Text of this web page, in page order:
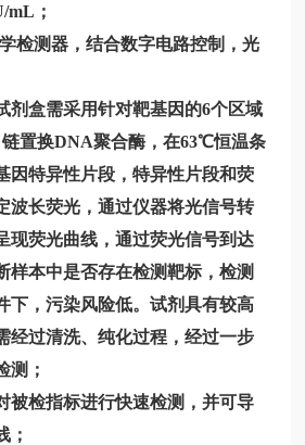
mL；
检测器，结合数字电路控制，光
剂盒需采用针对靶基因的6个区域
置换DNA聚合酶，在63℃恒温条
因特异性片段，特异性片段和荧
波长荧光，通过仪器将光信号转
现荧光曲线，通过荧光信号到达
样本中是否存在检测靶标，检测
下，污染风险低。试剂具有较高
经过清洗、纯化过程，经过一步
测；
被检指标进行快速检测，并可导
；